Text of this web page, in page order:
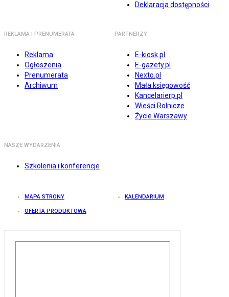
Deklaracja dostępności
REKLAMA I PRENUMERATA
Reklama
Ogłoszenia
Prenumerata
Archiwum
PARTNERZY
E-kiosk.pl
E-gazety.pl
Nexto.pl
Mała księgowość
Kancelarierp.pl
Wieści Rolnicze
Życie Warszawy
NASZE WYDARZENIA
Szkolenia i konferencje
MAPA STRONY KALENDARIUM
OFERTA PRODUKTOWA